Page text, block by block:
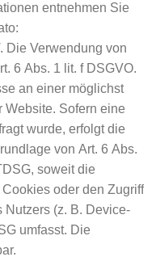
entnehmen Sie
. Die Verwendung von
6 Abs. 1 lit. f DSGVO.
an einer möglichst
Website. Sofern eine
wurde, erfolgt die
von Art. 6 Abs.
soweit die
oder den Zugriff
Nutzers (z. B. Device-
umfasst. Die